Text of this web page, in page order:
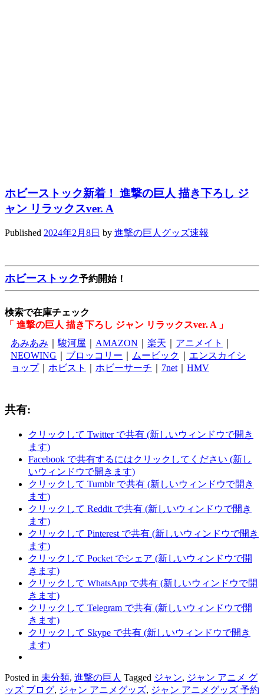
ホビーストック新着！ 進撃の巨人 描き下ろし ジ
ャン リラックスver. A
Published 2024年2月8日 by 進撃の巨人グッズ速報
ホビーストック予約開始！
検索で在庫チェック
「 進撃の巨人 描き下ろし ジャン リラックスver. A 」
あみあみ
駿河屋 AMAZON 楽天 アニメイト
NEOWING
ブロッコリー ムービック
エンスカイシ
ョップ｜ ホビスト ホビーサーチ 7net HMV
共有:
クリックして Twitter で共有 (新しいウィンドウで開き
ます)
Facebook で共有するにはクリックしてください (新し
いウィンドウで開きます)
クリックして Tumblr で共有 (新しいウィンドウで開き
ます)
クリックして Reddit で共有 (新しいウィンドウで開き
ます)
クリックして Pinterest で共有 (新しいウィンドウで開き
ます)
クリックして Pocket でシェア (新しいウィンドウで開
きます)
クリックして WhatsApp で共有 (新しいウィンドウで開
きます)
クリックして Telegram で共有 (新しいウィンドウで開
きます)
クリックして Skype で共有 (新しいウィンドウで開き
ます)
Posted in 未分類, 進撃の巨人 Tagged ジャン, ジャン アニメ グ
ッズ ブログ, ジャン アニメグッズ, ジャン アニメグッズ 予約